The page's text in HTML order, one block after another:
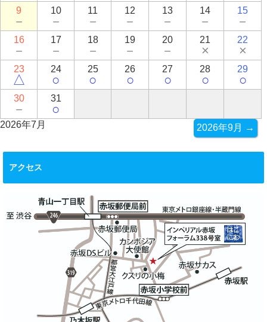
9
－
10
－
11
－
12
－
13
－
14
－
15
－
16
－
17
－
18
－
19
－
20
－
21
×
22
×
23
△
24
○
25
○
26
○
27
○
28
○
29
○
30
－
31
○
2026年7月 2026年9月 →
アクセス